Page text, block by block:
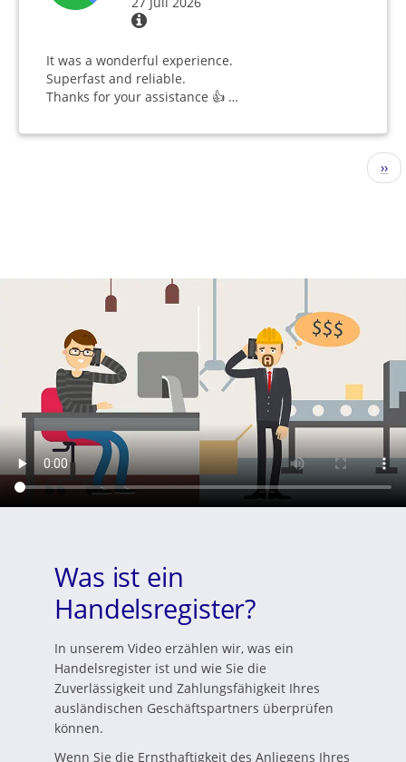
It was a wonderful experience.
Superfast and reliable.
Thanks for your assistance 👍 …
››
Was ist ein
Handelsregister?
In unserem Video erzählen wir, was ein
Handelsregister ist und wie Sie die
Zuverlässigkeit und Zahlungsfähigkeit Ihres
ausländischen Geschäftspartners überprüfen
können.
Wenn Sie die Ernsthaftigkeit des Anliegens Ihres